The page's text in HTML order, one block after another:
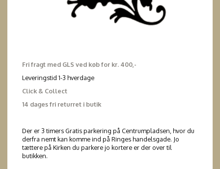
Fri fragt med GLS ved køb for kr. 400,-
Leveringstid 1-3 hverdage
Click & Collect
14 dages fri returret i butik
Der er 3 timers Gratis parkering på Centrumpladsen, hvor du
derfra nemt kan komme ind på Ringes handelsgade. Jo
tættere på Kirken du parkere jo kortere er der over til
butikken.